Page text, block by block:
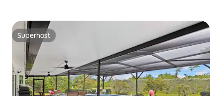
Superhost
Superhost